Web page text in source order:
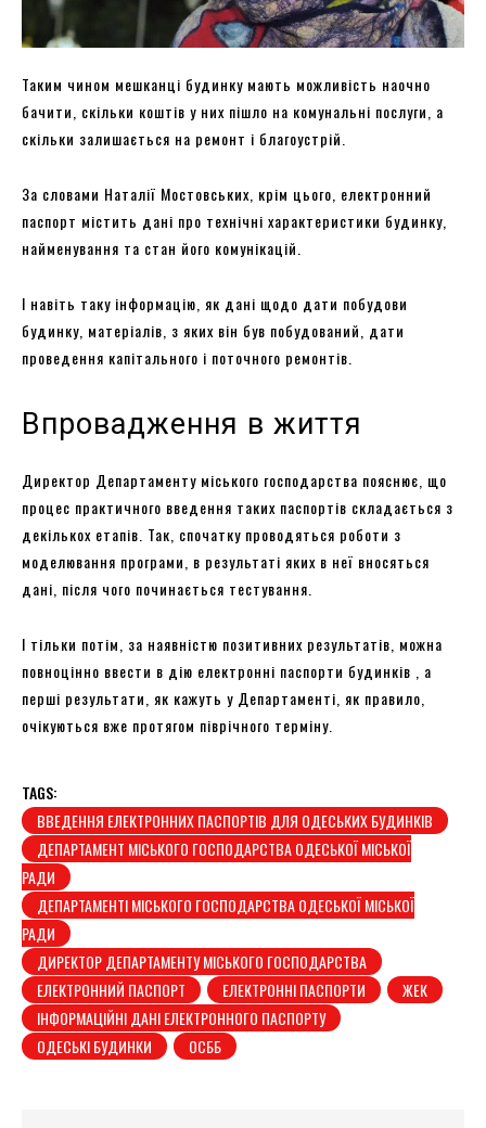
Таким чином мешканці будинку мають можливість наочно
бачити, скільки коштів у них пішло на комунальні послуги, а
скільки залишається на ремонт і благоустрій.
За словами Наталії Мостовських, крім цього, електронний
паспорт містить дані про технічні характеристики будинку,
найменування та стан його комунікацій.
І навіть таку інформацію, як дані щодо дати побудови
будинку, матеріалів, з яких він був побудований, дати
проведення капітального і поточного ремонтів.
Впровадження в життя
Директор Департаменту міського господарства пояснює, що
процес практичного введення таких паспортів складається з
декількох етапів. Так, спочатку проводяться роботи з
моделювання програми, в результаті яких в неї вносяться
дані, після чого починається тестування.
І тільки потім, за наявністю позитивних результатів, можна
повноцінно ввести в дію електронні паспорти будинків , а
перші результати, як кажуть у Департаменті, як правило,
очікуються вже протягом піврічного терміну.
TAGS:
ВВЕДЕННЯ ЕЛЕКТРОННИХ ПАСПОРТІВ ДЛЯ ОДЕСЬКИХ БУДИНКІВ
ДЕПАРТАМЕНТ МІСЬКОГО ГОСПОДАРСТВА ОДЕСЬКОЇ МІСЬКОЇ
РАДИ
ДЕПАРТАМЕНТІ МІСЬКОГО ГОСПОДАРСТВА ОДЕСЬКОЇ МІСЬКОЇ
РАДИ
ДИРЕКТОР ДЕПАРТАМЕНТУ МІСЬКОГО ГОСПОДАРСТВА
ЕЛЕКТРОННИЙ ПАСПОРТ
ЕЛЕКТРОННІ ПАСПОРТИ
ЖЕК
ІНФОРМАЦІЙНІ ДАНІ ЕЛЕКТРОННОГО ПАСПОРТУ
ОДЕСЬКІ БУДИНКИ
ОСББ